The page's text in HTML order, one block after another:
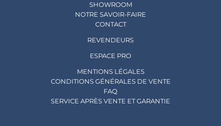
SHOWROOM
NOTRE SAVOIR-FAIRE
CONTACT
REVENDEURS
ESPACE PRO
MENTIONS LÉGALES
CONDITIONS GÉNÉRALES DE VENTE
FAQ
SERVICE APRÈS VENTE ET GARANTIE